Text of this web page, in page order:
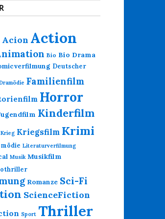
Acion Action
Bio Bio Drama
Deutscher
Familienfilm
Horror
Kinderfilm
Krieg Kriegsfilm Krimi
Literaturverfilmung
Musik Musikfilm
Romanze Sci-Fi
ScienceFiction
Sport Thriller